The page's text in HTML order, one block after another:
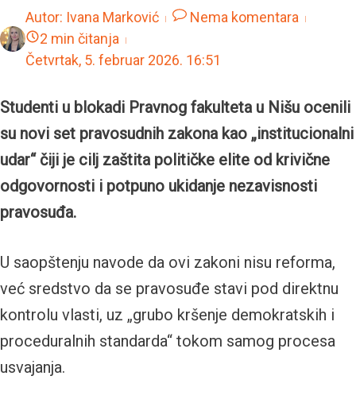
Autor: Ivana Marković
Nema komentara
2 min čitanja
Četvrtak, 5. februar 2026. 16:51
Studenti u blokadi Pravnog fakulteta u Nišu ocenili
su novi set pravosudnih zakona kao „institucionalni
udar“ čiji je cilj zaštita političke elite od krivične
odgovornosti i potpuno ukidanje nezavisnosti
pravosuđa.
U saopštenju navode da ovi zakoni nisu reforma,
već sredstvo da se pravosuđe stavi pod direktnu
kontrolu vlasti, uz „grubo kršenje demokratskih i
proceduralnih standarda“ tokom samog procesa
usvajanja.